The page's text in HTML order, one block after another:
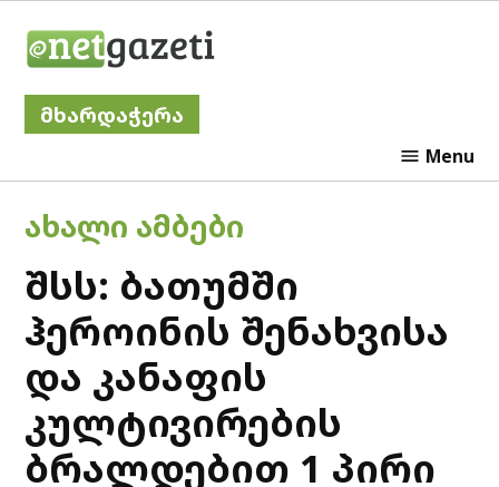
მხარდაჭერა
Menu
POSTED
IN
ᲐᲮᲐᲚᲘ ᲐᲛᲑᲔᲑᲘ
შსს: ბათუმში
ჰეროინის შენახვისა
და კანაფის
კულტივირების
ბრალდებით 1 პირი